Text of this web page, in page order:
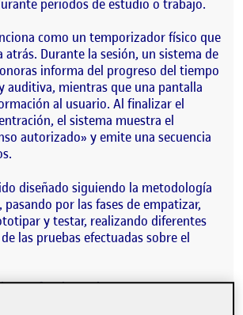
periodos de estudio o trabajo.
como un temporizador físico que
atrás. Durante la sesión, un sistema de
informa del progreso del tiempo
auditiva, mientras que una pantalla
al usuario. Al finalizar el
el sistema muestra el
autorizado» y emite una secuencia
diseñado siguiendo la metodología
por las fases de empatizar,
y testar, realizando diferentes
las pruebas efectuadas sobre el
en funcionamiento: